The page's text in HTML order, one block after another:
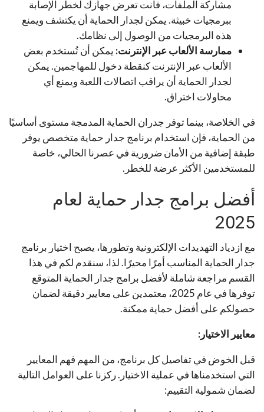
مشاركة الملفات، فأنت تعرض جهازك لخطر الإصابة
ببرمجيات خبيثة. يمكن لجدار الحماية أن يكتشف ويمنع
هذه البرمجيات من الوصول إلى نظامك.
ممارسة الألعاب عبر الإنترنت: يمكن أن تُستخدم بعض
الألعاب عبر الإنترنت كنقطة دخول للمهاجمين. يمكن
لجدار الحماية أن يراقب اتصالات اللعبة ويمنع أي
محاولات اختراق.
في الخلاصة، بينما توفر جدران الحماية المدمجة مستوى أساسيًا
من الحماية، فإن استخدام برنامج جدار حماية متخصص يوفر
طبقة إضافية من الأمان ضرورية في عصرنا الحالي، خاصة
للمستخدمين الأكثر عرضة للخطر.
أفضل برامج جدار حماية لعام
2025
مع ازدياد التهديدات الإلكترونية وتطورها، يصبح اختيار برنامج
جدار الحماية المناسب أمرًا محيرًا. لذا، سنقدم لكم في هذا
القسم مراجعة شاملة لأفضل برامج جدار الحماية المتوقع
توفرها في عام 2025، معتمدين على معايير دقيقة لضمان
حصولكم على أفضل حماية ممكنة.
معايير الاختيار:
قبل الخوض في تفاصيل كل برنامج، من المهم فهم المعايير
التي استخدمناها في عملية الاختيار. ركزنا على العوامل التالية
لضمان شمولية التقييم: